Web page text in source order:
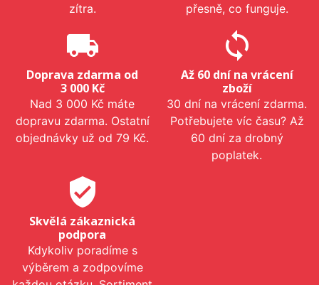
zítra.
přesně, co funguje.
local_shipping
Doprava zdarma od
3 000 Kč
Nad 3 000 Kč máte
dopravu zdarma. Ostatní
objednávky už od 79 Kč.
sync
Až 60 dní na vrácení
zboží
30 dní na vrácení zdarma.
Potřebujete víc času? Až
60 dní za drobný
poplatek.
verified_user
Skvělá zákaznická
podpora
Kdykoliv poradíme s
výběrem a zodpovíme